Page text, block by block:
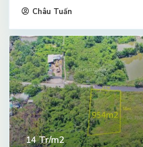
Châu Tuấn
14Tr/m2